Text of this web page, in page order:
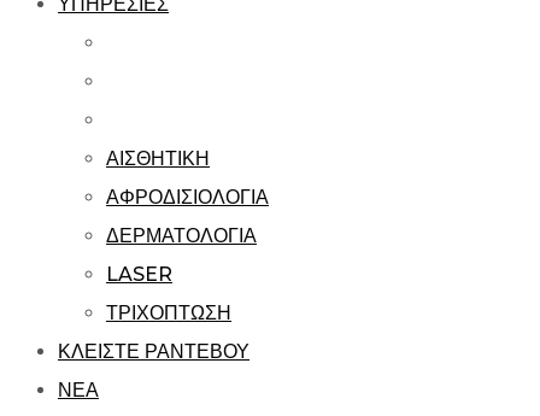
ΑΙΣΘΗΤΙΚΗ
ΑΦΡΟΔΙΣΙΟΛΟΓΙΑ
ΔΕΡΜΑΤΟΛΟΓΙΑ
LASER
ΤΡΙΧΟΠΤΩΣΗ
ΚΛΕΙΣΤΕ ΡΑΝΤΕΒΟΥ
ΝΕΑ